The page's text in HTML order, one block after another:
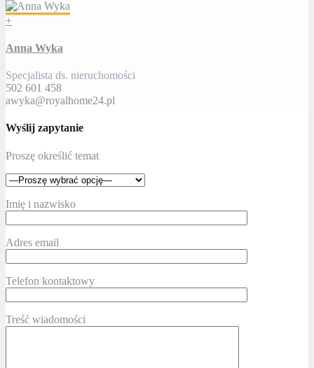
+
Anna Wyka
Specjalista ds. nieruchomości
502 601 458
awyka@royalhome24.pl
Wyślij zapytanie
Proszę określić temat
Imię i nazwisko
Adres email
Telefon kontaktowy
Treść wiadomości